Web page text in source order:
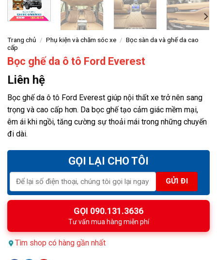
Trang chủ / Phụ kiện và chăm sóc xe / Bọc sàn da và ghế da cao
cấp
Bọc ghế da ô tô Ford Everest
Liên hệ
Bọc ghế da ô tô Ford Everest giúp nội thất xe trở nên sang
trọng và cao cấp hơn. Da bọc ghế tạo cảm giác mềm mại,
êm ái khi ngồi, tăng cường sự thoải mái trong những chuyến
đi dài.
GỌI LẠI CHO TÔI
GỌI 090.131.3636
Tư vấn mua hàng miễn phí
Tìm shop có hàng gần nhất